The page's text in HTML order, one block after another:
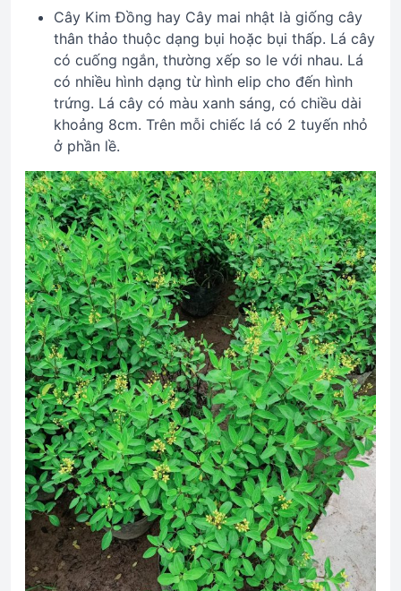
Cây Kim Đồng hay Cây mai nhật là giống cây
thân thảo thuộc dạng bụi hoặc bụi thấp. Lá cây
có cuống ngắn, thường xếp so le với nhau. Lá
có nhiều hình dạng từ hình elip cho đến hình
trứng. Lá cây có màu xanh sáng, có chiều dài
khoảng 8cm. Trên mỗi chiếc lá có 2 tuyến nhỏ
ở phần lề.